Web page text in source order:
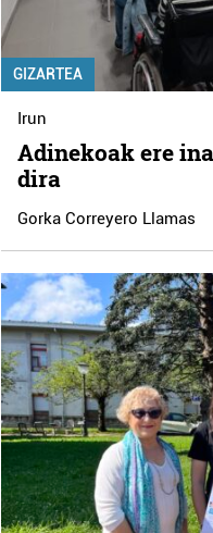
GIZARTEA
Irun
Adinekoak ere
dira
Gorka Correyero Llamas